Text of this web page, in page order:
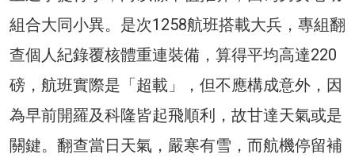
組合大同小異。是次1258航班搭載大兵，專組翻
查個人紀錄覆核體重連裝備，算得平均高達220
磅，航班實際是「超載」，但不應構成意外，因
為早前開羅及科隆皆起飛順利，故甘達天氣或是
關鍵。翻查當日天氣，嚴寒有雪，而航機停留補